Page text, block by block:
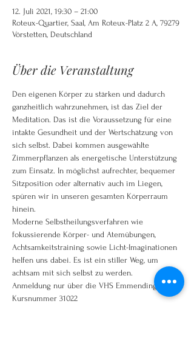
12. Juli 2021, 19:30 – 21:00
Roteux-Quartier, Saal, Am Roteux-Platz 2 A, 79279
Vörstetten, Deutschland
Über die Veranstaltung
Den eigenen Körper zu stärken und dadurch
ganzheitlich wahrzunehmen, ist das Ziel der
Meditation. Das ist die Voraussetzung für eine
intakte Gesundheit und der Wertschätzung von
sich selbst. Dabei kommen ausgewählte
Zimmerpflanzen als energetische Unterstützung
zum Einsatz. In möglichst aufrechter, bequemer
Sitzposition oder alternativ auch im Liegen,
spüren wir in unseren gesamten Körperraum
hinein.
Moderne Selbstheilungsverfahren wie
fokussierende Körper- und Atemübungen,
Achtsamkeitstraining sowie Licht-Imaginationen
helfen uns dabei. Es ist ein stiller Weg, um
achtsam mit sich selbst zu werden.
Anmeldung nur über die VHS Emmendingen
Kursnummer 31022